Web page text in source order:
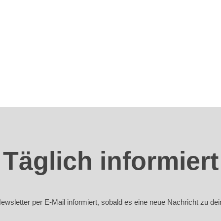
Täglich informiert
per E-Mail informiert, sobald es eine neue Nachricht zu